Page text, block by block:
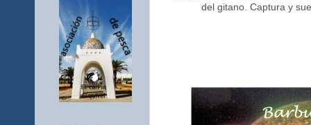
del gitano. Captura y